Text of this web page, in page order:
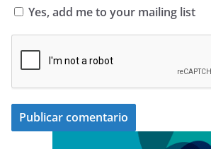
Yes, add me to your mailing list